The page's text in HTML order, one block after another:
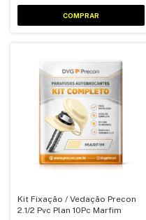
Kit Fixação / Vedação Precon
2.1/2 Pvc Plan 10Pc Marfim